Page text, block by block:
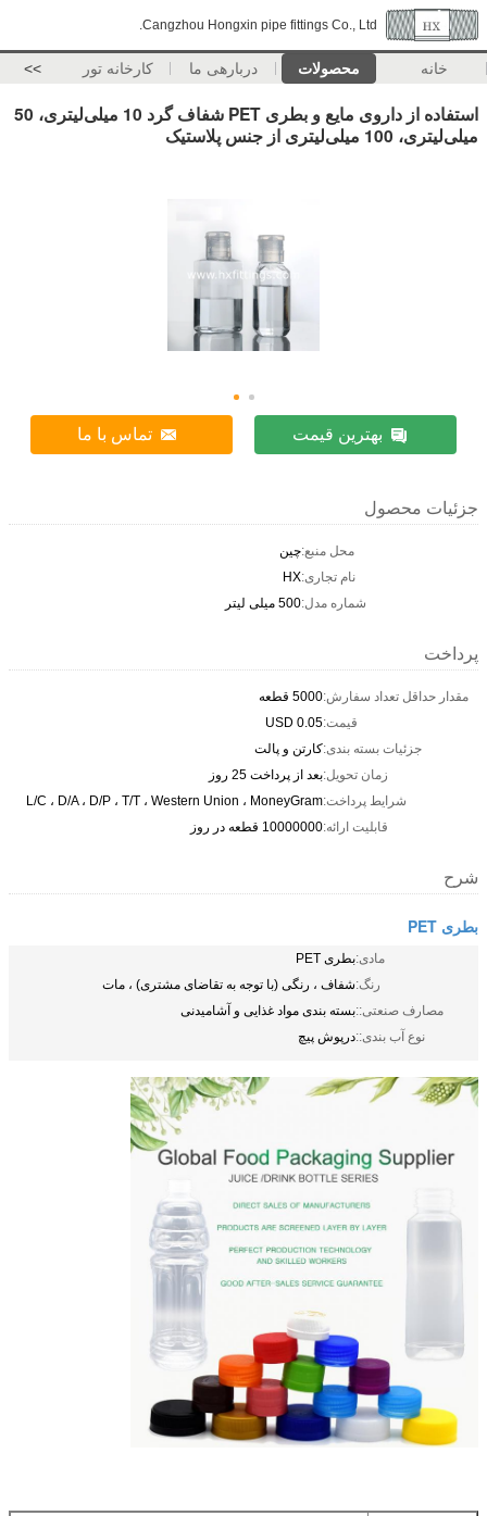
Cangzhou Hongxin pipe fittings Co., Ltd.
خانه محصولات دربارهی ما کارخانه تور >>
استفاده از داروی مایع و بطری PET شفاف گرد 10 میلی‌لیتری، 50
میلی‌لیتری، 100 میلی‌لیتری از جنس پلاستیک
بهترین قیمت تماس با ما
جزئیات محصول
محل منبع:چین
نام تجاری:HX
شماره مدل:500 میلی لیتر
پرداخت
مقدار حداقل تعداد سفارش:5000 قطعه
قیمت:0.05 USD
جزئیات بسته بندی:کارتن و پالت
زمان تحویل:بعد از پرداخت 25 روز
شرایط پرداخت:L/C ، D/A ، D/P ، T/T ، Western Union ، MoneyGram
قابلیت ارائه:10000000 قطعه در روز
شرح
بطری PET
مادی:بطری PET
رنگ:شفاف ، رنگی (با توجه به تقاضای مشتری) ، مات
مصارف صنعتی::بسته بندی مواد غذایی و آشامیدنی
نوع آب بندی::درپوش پیچ